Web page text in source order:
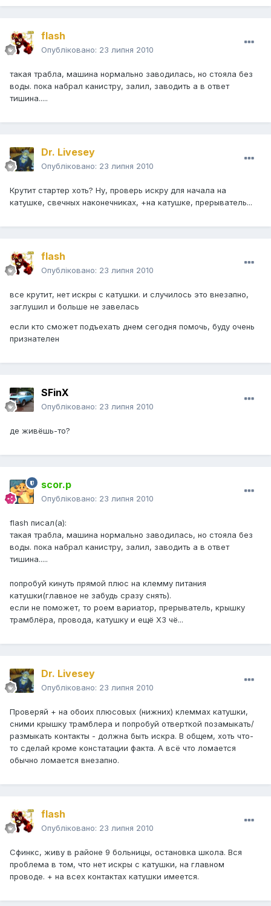
flash
Опубліковано: 23 липня 2010
такая трабла, машина нормально заводилась, но стояла без
воды. пока набрал канистру, залил, заводить а в ответ
тишина.....
Dr. Livesey
Опубліковано: 23 липня 2010
Крутит стартер хоть? Ну, проверь искру для начала на
катушке, свечных наконечниках, +на катушке, прерыватель...
flash
Опубліковано: 23 липня 2010
все крутит, нет искры с катушки. и случилось это внезапно,
заглушил и больше не завелась
если кто сможет подъехать днем сегодня помочь, буду очень
признателен
SFinX
Опубліковано: 23 липня 2010
де живёшь-то?
scor.p
Опубліковано: 23 липня 2010
flash писал(а):
такая трабла, машина нормально заводилась, но стояла без
воды. пока набрал канистру, залил, заводить а в ответ
тишина.....
попробуй кинуть прямой плюс на клемму питания
катушки(главное не забудь сразу снять).
если не поможет, то роем вариатор, прерыватель, крышку
трамблёра, провода, катушку и ещё ХЗ чё...
Dr. Livesey
Опубліковано: 23 липня 2010
Проверяй + на обоих плюсовых (нижних) клеммах катушки,
сними крышку трамблера и попробуй отверткой позамыкать/
размыкать контакты - должна быть искра. В общем, хоть что-
то сделай кроме констатации факта. А всё что ломается
обычно ломается внезапно.
flash
Опубліковано: 23 липня 2010
Сфинкс, живу в районе 9 больницы, остановка школа. Вся
проблема в том, что нет искры с катушки, на главном
проводе. + на всех контактах катушки имеется.